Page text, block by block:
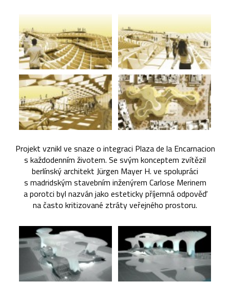
Projekt vznikl ve snaze o integraci Plaza de la Encarnacion
s každodenním životem. Se svým konceptem zvítězil
berlínský architekt Jürgen Mayer H. ve spolupráci
s madridským stavebním inženýrem Carlose Merinem
a porotci byl nazván jako esteticky příjemná odpověď
na často kritizované ztráty veřejného prostoru.